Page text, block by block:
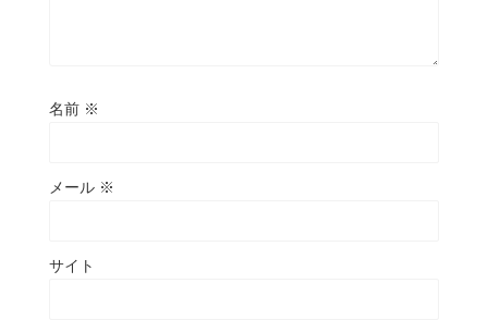
名前 ※
メール ※
サイト